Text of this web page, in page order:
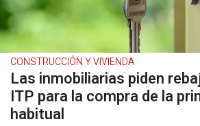
CONSTRUCCIÓN Y VIVIENDA
Las inmobiliarias piden
ITP para la compra de la
habitual